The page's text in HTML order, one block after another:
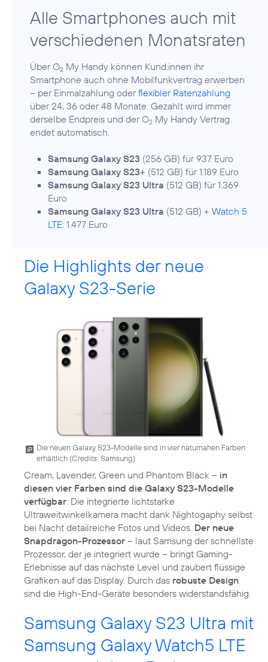
Alle Smartphones auch mit
verschiedenen Monatsraten
Über O2 My Handy können Kund:innen ihr
Smartphone auch ohne Mobilfunkvertrag erwerben
– per Einmalzahlung oderflexibler Ratenzahlung
über 24, 36 oder 48 Monate. Gezahlt wird immer
derselbe Endpreis und der O2 My Handy Vertrag
endet automatisch.
Samsung Galaxy S23 (256 GB) für 937 Euro
Samsung Galaxy S23+ (512 GB) für 1.189 Euro
Samsung Galaxy S23 Ultra (512 GB) für 1.369
Euro
Samsung Galaxy S23 Ultra (512 GB) + Watch 5
LTE: 1.477 Euro
Die Highlights der neue
Galaxy S23-Serie
Die neuen Galaxy S23-Modelle sind in vier naturnahen Farben
erhältlich (Credits: Samsung)
Cream, Lavender, Green und Phantom Black – in
diesen vier Farben sind die Galaxy S23-Modelle
verfügbar . Die integrierte lichtstarke
Ultraweitwinkelkamera macht dank Nightogaphy selbst
bei Nacht detailreiche Fotos und Videos. Der neue
Snapdragon-Prozessor – laut Samsung der schnellste
Prozessor, der je integriert wurde – bringt Gaming-
Erlebnisse auf das nächste Level und zaubert flüssige
Grafiken auf das Display. Durch das robuste Design
sind die High-End-Geräte besonders widerstandsfähig.
Samsung Galaxy S23 Ultra mit
Samsung Galaxy Watch5 LTE